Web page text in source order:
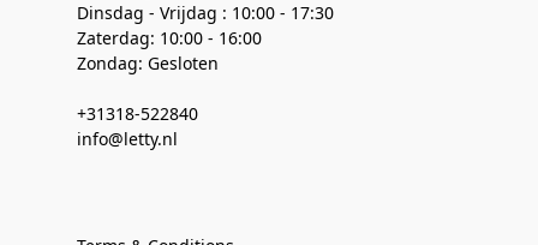
Dinsdag - Vrijdag : 10:00 - 17:30
Zaterdag: 10:00 - 16:00
Zondag: Gesloten
+31318-522840
info@letty.nl